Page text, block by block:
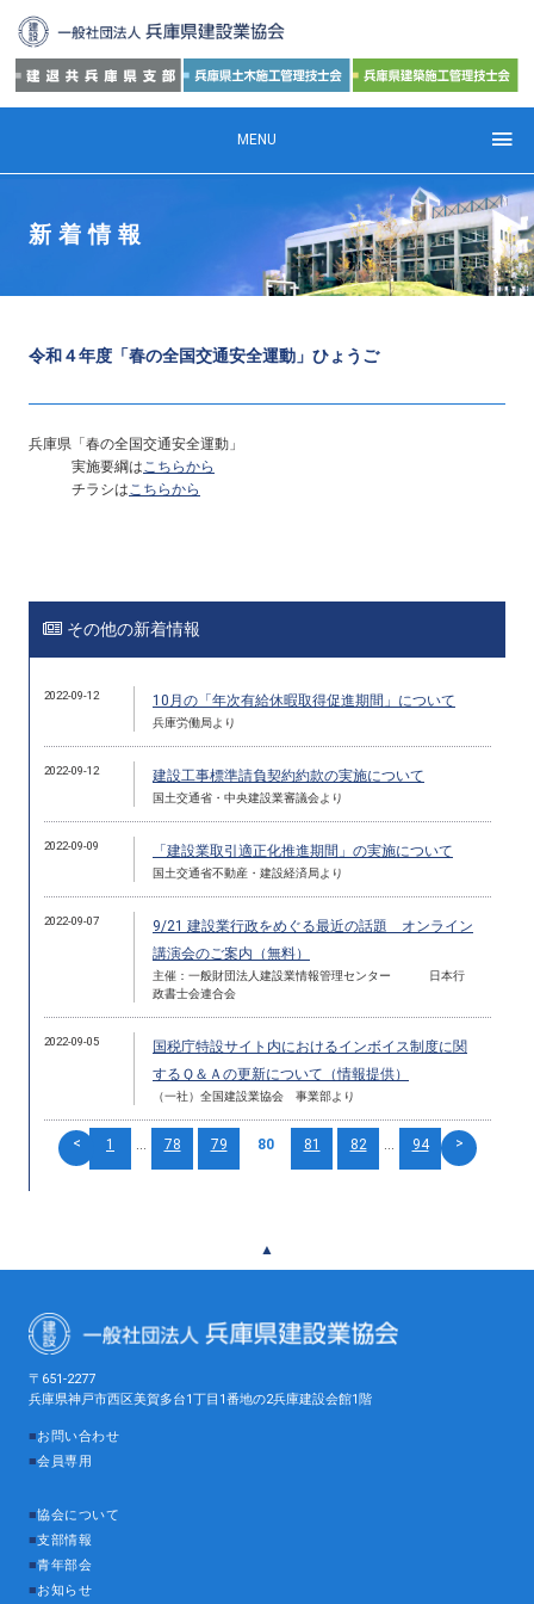
MENU
新着情報
令和４年度「春の全国交通安全運動」ひょうご
兵庫県「春の全国交通安全運動」
実施要綱はこちらから
チラシはこちらから
その他の新着情報
2022-09-12 10月の「年次有給休暇取得促進期間」について
兵庫労働局より
2022-09-12 建設工事標準請負契約約款の実施について
国土交通省・中央建設業審議会より
2022-09-09 「建設業取引適正化推進期間」の実施について
国土交通省不動産・建設経済局より
2022-09-07
9/21 建設業行政をめぐる最近の話題 オンライン
講演会のご案内（無料）
主催：一般財団法人建設業情報管理センター 日本行
政書士会連合会
2022-09-05
国税庁特設サイト内におけるインボイス制度に関
するＱ＆Ａの更新について（情報提供）
（一社）全国建設業協会 事業部より
< 1 ... 78 79 80 81 82 ... 94 >
▲
〒651-2277
兵庫県神戸市西区美賀多台1丁目1番地の2兵庫建設会館1階
■お問い合わせ
■会員専用
■協会について
■支部情報
■青年部会
■お知らせ